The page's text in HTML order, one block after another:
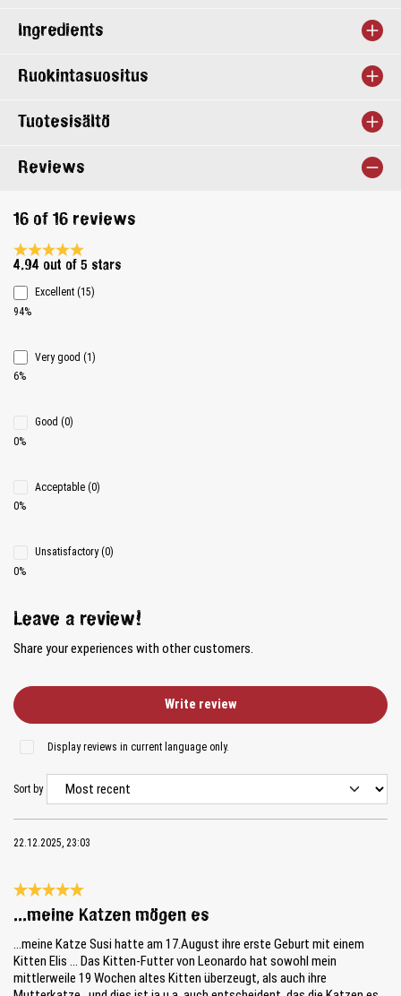
Ingredients
Ruokintasuositus
Tuotesisältö
Reviews
16 of 16 reviews
Average rating 4.9 of 5 Stars
4.94 out of 5 stars
Excellent (15)
94%
Very good (1)
6%
Good (0)
0%
Acceptable (0)
0%
Unsatisfactory (0)
0%
Leave a review!
Share your experiences with other customers.
Write review
Display reviews in current language only.
Sort by
22.12.2025, 23:03
Review with rating of 5 out of 5 stars
...meine Katzen mögen es
...meine Katze Susi hatte am 17.August ihre erste Geburt mit einem
Kitten Elis ... Das Kitten-Futter von Leonardo hat sowohl mein
mittlerweile 19 Wochen altes Kitten überzeugt, als auch ihre